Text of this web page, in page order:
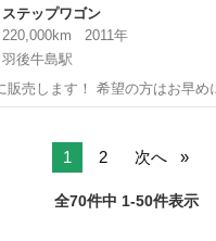
ステップワゴン
220,000km
2011年
羽後牛島駅
します！ 希望の方はお早めに^_^ 平成23
車検有効期限R8/1/27 装備 ETC アラウン
1 2 次へ
全70件中 1-50件表示